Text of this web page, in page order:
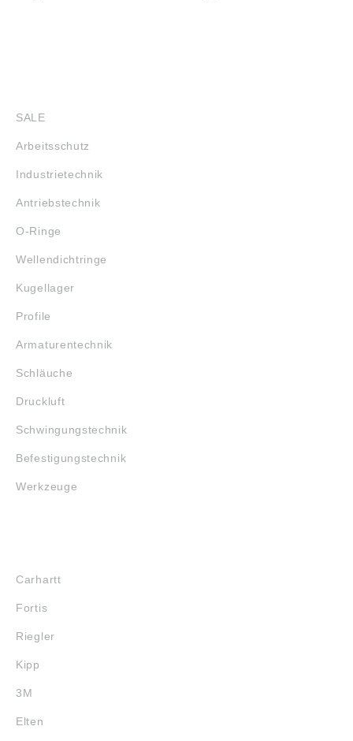
SALE
Arbeitsschutz
Industrietechnik
Antriebstechnik
O-Ringe
Wellendichtringe
Kugellager
Profile
Armaturentechnik
Schläuche
Druckluft
Schwingungstechnik
Befestigungstechnik
Werkzeuge
Carhartt
Fortis
Riegler
Kipp
3M
Elten